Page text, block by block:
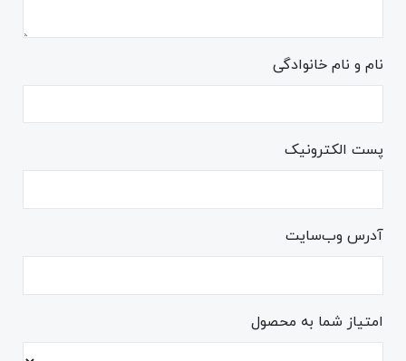
نام و نام خانوادگی
پست الکترونیک
آدرس وب‌سایت
امتیاز شما به محصول